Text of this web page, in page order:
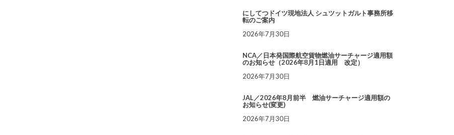
にしてつドイツ現地法人 シュツットガルト事務所移
転のご案内
2026年7月30日
NCA／日本発国際航空貨物燃油サーチャージ適用額
のお知らせ（2026年8月1日適用 改定）
2026年7月30日
JAL／2026年8月前半 燃油サーチャージ適用額の
お知らせ(変更)
2026年7月30日